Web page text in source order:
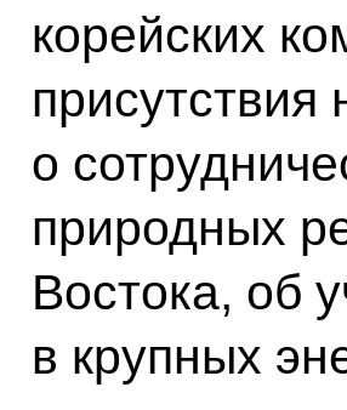
корейских
присутствия
о
природных
Востока, об
в крупных